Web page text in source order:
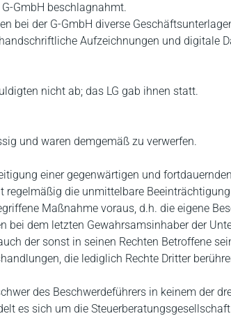
GmbH beschlagnahmt.
bei der G-GmbH diverse
Aufzeichnungen und digitale
nicht ab; das LG gab ihnen statt.
und waren demgemäß zu verwerfen.
einer gegenwärtigen und
die unmittelbare
Maßnahme voraus, d.h. die eigene
bei dem letzten Gewahrsamsinhaber der
der sonst in seinen Rechten Betroffene
die lediglich Rechte Dritter
des Beschwerdeführers in keinem der
es sich um die